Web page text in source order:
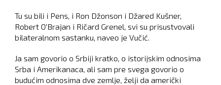
Tu su bili i Pens, i Ron Džonson i Džared Kušner,
Robert O'Brajan i Ričard Grenel, svi su prisustvovali
bilateralnom sastanku, naveo je Vučić.
Ja sam govorio o Srbiji kratko, o istorijskim odnosima
Srba i Amerikanaca, ali sam pre svega govorio o
budućim odnosima dve zemlje, želji da američki